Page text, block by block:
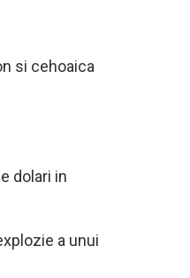
si cehoaica
dolari in
a unui